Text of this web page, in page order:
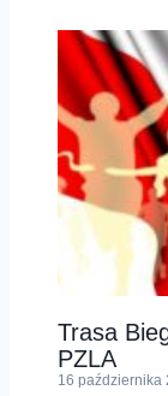
Trasa
PZLA
16 października